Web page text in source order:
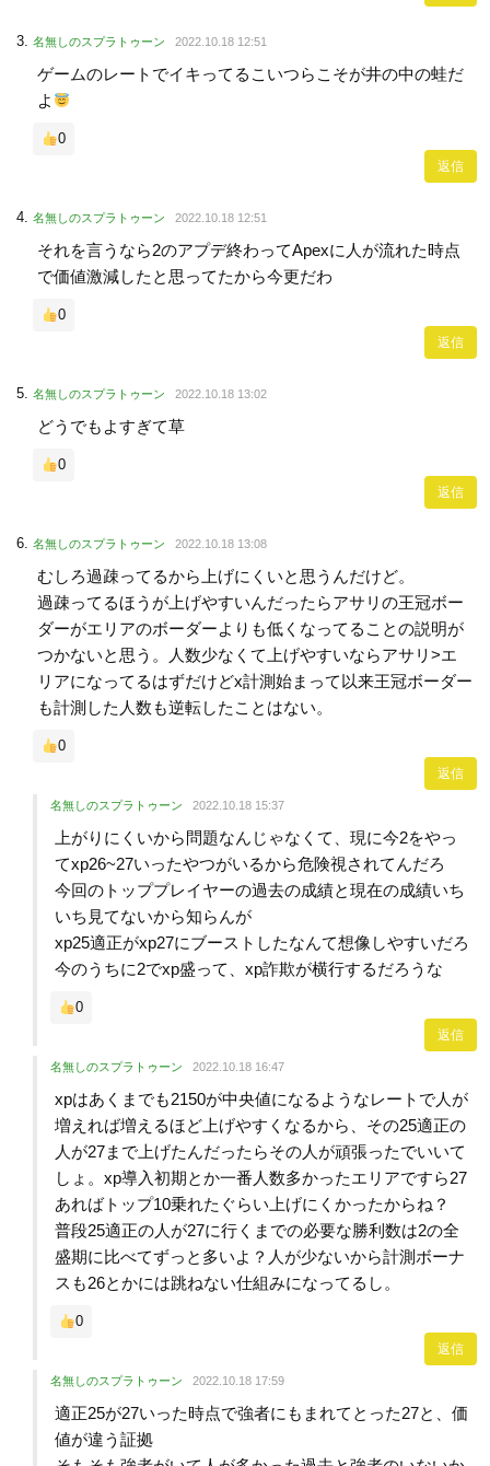
名無しのスプラトゥーン 2022.10.18 12:51
ゲームのレートでイキってるこいつらこそが井の中の蛙だ
よ
0
返信
名無しのスプラトゥーン 2022.10.18 12:51
それを言うなら2のアプデ終わってApexに人が流れた時点
で価値激減したと思ってたから今更だわ
0
返信
名無しのスプラトゥーン 2022.10.18 13:02
どうでもよすぎて草
0
返信
名無しのスプラトゥーン 2022.10.18 13:08
むしろ過疎ってるから上げにくいと思うんだけど。
過疎ってるほうが上げやすいんだったらアサリの王冠ボー
ダーがエリアのボーダーよりも低くなってることの説明が
つかないと思う。人数少なくて上げやすいならアサリ>エ
リアになってるはずだけどx計測始まって以来王冠ボーダー
も計測した人数も逆転したことはない。
0
返信
名無しのスプラトゥーン 2022.10.18 15:37
上がりにくいから問題なんじゃなくて、現に今2をやっ
てxp26~27いったやつがいるから危険視されてんだろ
今回のトッププレイヤーの過去の成績と現在の成績いち
いち見てないから知らんが
xp25適正がxp27にブーストしたなんて想像しやすいだろ
今のうちに2でxp盛って、xp詐欺が横行するだろうな
0
返信
名無しのスプラトゥーン 2022.10.18 16:47
xpはあくまでも2150が中央値になるようなレートで人が
増えれば増えるほど上げやすくなるから、その25適正の
人が27まで上げたんだったらその人が頑張ったでいいて
しょ。xp導入初期とか一番人数多かったエリアですら27
あればトップ10乗れたぐらい上げにくかったからね？
普段25適正の人が27に行くまでの必要な勝利数は2の全
盛期に比べてずっと多いよ？人が少ないから計測ボーナ
スも26とかには跳ねない仕組みになってるし。
0
返信
名無しのスプラトゥーン 2022.10.18 17:59
適正25が27いった時点で強者にもまれてとった27と、価
値が違う証拠